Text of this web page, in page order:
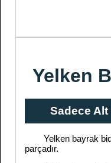
Yelken
Sadece
Yelken bayrak
parçadır.